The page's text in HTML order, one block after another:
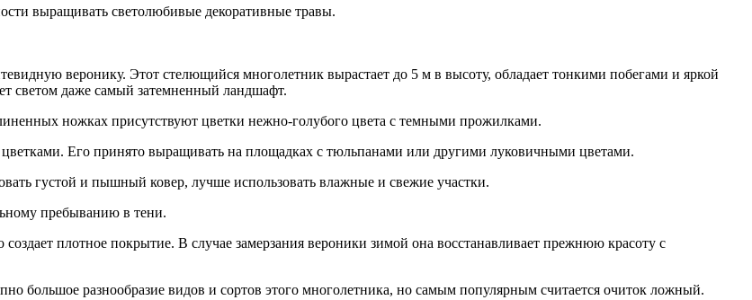
выращивать светолюбивые декоративные травы.
веронику. Этот стелющийся многолетник вырастает до 5 м в высоту, обладает тонкими побегами и яркой
светом даже самый затемненный ландшафт.
ножках присутствуют цветки нежно-голубого цвета с темными прожилками.
Его принято выращивать на площадках с тюльпанами или другими луковичными цветами.
густой и пышный ковер, лучше использовать влажные и свежие участки.
пребыванию в тени.
плотное покрытие. В случае замерзания вероники зимой она восстанавливает прежнюю красоту с
большое разнообразие видов и сортов этого многолетника, но самым популярным считается очиток ложный.